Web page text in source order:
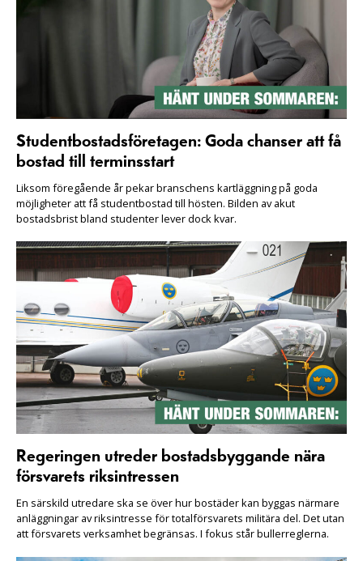
Studentbostadsföretagen: Goda chanser att få
bostad till terminsstart
Liksom föregående år pekar branschens kartläggning på goda
möjligheter att få studentbostad till hösten. Bilden av akut
bostadsbrist bland studenter lever dock kvar.
Regeringen utreder bostadsbyggande nära
försvarets riksintressen
En särskild utredare ska se över hur bostäder kan byggas närmare
anläggningar av riksintresse för totalförsvarets militära del. Det utan
att försvarets verksamhet begränsas. I fokus står bullerreglerna.